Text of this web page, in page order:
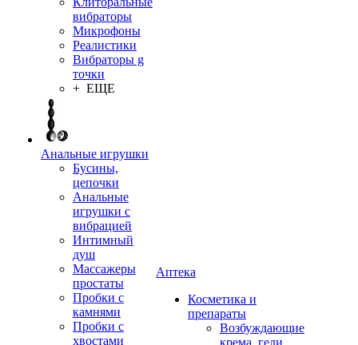
вибраторы
Микрофоны
Реалистики
Вибраторы g
точки
+ ЕЩЕ
Анальные игрушки
Бусины,
цепочки
Анальные
игрушки с
вибрацией
Интимный
душ
Массажеры
простаты
Пробки с
камнями
Пробки с
хвостами
Аптека
Косметика и
препараты
Возбуждающие
крема, гели